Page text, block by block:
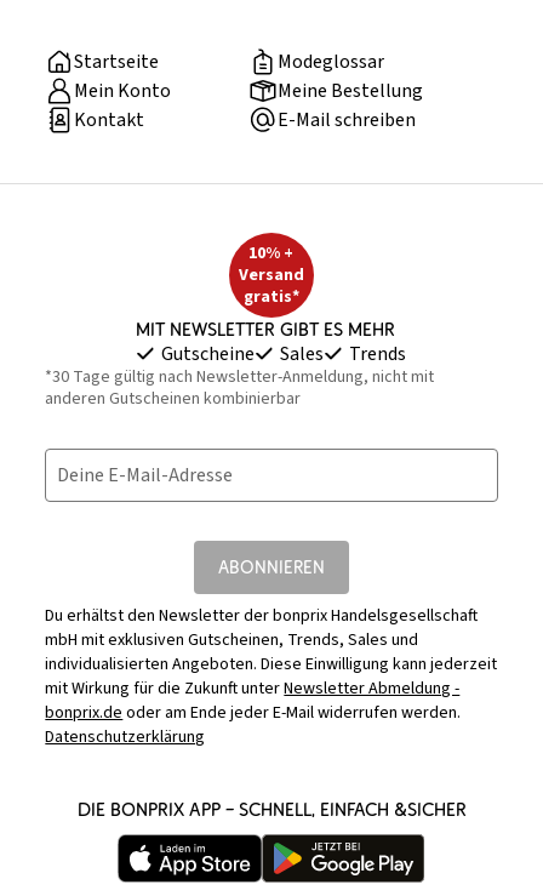
Startseite
Modeglossar
Mein Konto
Meine Bestellung
Kontakt
E-Mail schreiben
10% +
Versand
gratis*
Mit Newsletter gibt es mehr
Gutscheine Sales Trends
*30 Tage gültig nach Newsletter-Anmeldung, nicht mit
anderen Gutscheinen kombinierbar
Deine E-Mail-Adresse
ABONNIEREN
Du erhältst den Newsletter der bonprix Handelsgesellschaft
mbH mit exklusiven Gutscheinen, Trends, Sales und
individualisierten Angeboten. Diese Einwilligung kann jederzeit
mit Wirkung für die Zukunft unterNewsletter Abmeldung -
bonprix.deoder am Ende jeder E-Mail widerrufen werden.
Datenschutzerklärung
DIE BONPRIX APP – SCHNELL, EINFACH &SICHER